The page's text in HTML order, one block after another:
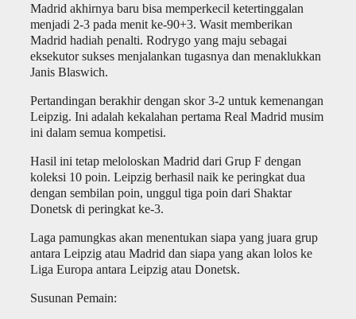
Madrid akhirnya baru bisa memperkecil ketertinggalan
menjadi 2-3 pada menit ke-90+3. Wasit memberikan
Madrid hadiah penalti. Rodrygo yang maju sebagai
eksekutor sukses menjalankan tugasnya dan menaklukkan
Janis Blaswich.
Pertandingan berakhir dengan skor 3-2 untuk kemenangan
Leipzig. Ini adalah kekalahan pertama Real Madrid musim
ini dalam semua kompetisi.
Hasil ini tetap meloloskan Madrid dari Grup F dengan
koleksi 10 poin. Leipzig berhasil naik ke peringkat dua
dengan sembilan poin, unggul tiga poin dari Shaktar
Donetsk di peringkat ke-3.
Laga pamungkas akan menentukan siapa yang juara grup
antara Leipzig atau Madrid dan siapa yang akan lolos ke
Liga Europa antara Leipzig atau Donetsk.
Susunan Pemain: